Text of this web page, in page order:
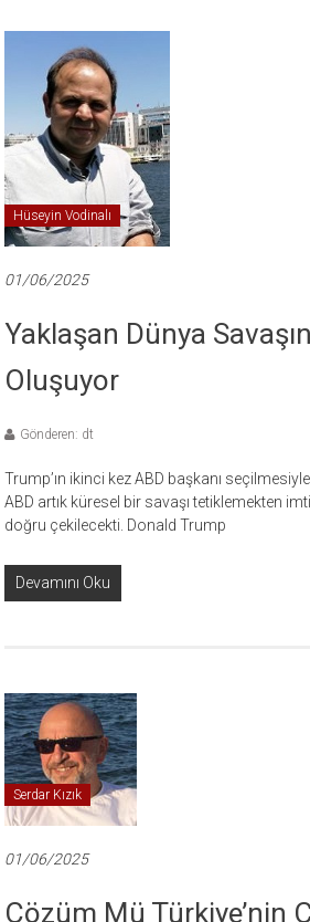
Hüseyin Vodinalı
01/06/2025
Yaklaşan Dünya
Oluşuyor
Gönderen: dt
Trump’ın ikinci kez ABD başkanı
ABD artık küresel bir savaşı tetiklemekten
doğru çekilecekti. Donald Trump
Devamını Oku
Serdar Kızık
01/06/2025
Çözüm Mü Türkiye’nin